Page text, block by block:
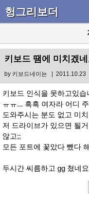
헝그리보더
키보드 땜에 미치겠
by 키보드네이뇬 | 2011.10.23
키보드 인식을 못하고있
ㅠㅠ... 흑흑 여자라 어디
도와주시는 분도 없고 미
저 드라이브가 있으면 될
않고;;
모든 포트에 꽃았다 뺐다
두시간 씨름하고 gg 쳤네